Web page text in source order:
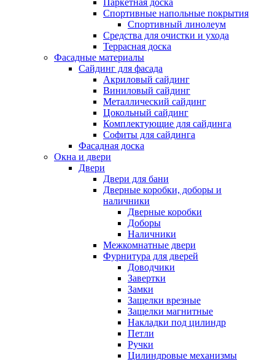
Паркетная доска
Спортивные напольные покрытия
Спортивный линолеум
Средства для очистки и ухода
Террасная доска
Фасадные материалы
Сайдинг для фасада
Акриловый сайдинг
Виниловый сайдинг
Металлический сайдинг
Цокольный сайдинг
Комплектующие для сайдинга
Софиты для сайдинга
Фасадная доска
Окна и двери
Двери
Двери для бани
Дверные коробки, доборы и
наличники
Дверные коробки
Доборы
Наличники
Межкомнатные двери
Фурнитура для дверей
Доводчики
Завертки
Замки
Защелки врезные
Защелки магнитные
Накладки под цилиндр
Петли
Ручки
Цилиндровые механизмы